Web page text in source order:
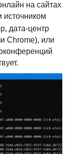
на сайтах
источником
дата-центр
Chrome), или